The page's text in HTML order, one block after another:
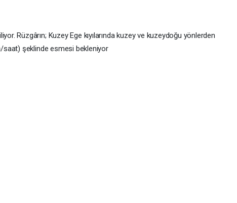
Rüzgârın; Kuzey Ege kıyılarında kuzey ve kuzeydoğu yönlerden
saat) şeklinde esmesi bekleniyor